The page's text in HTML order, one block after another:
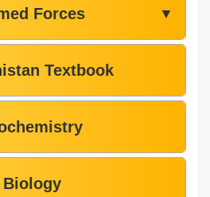
Forces ▼
Textbook
Biology